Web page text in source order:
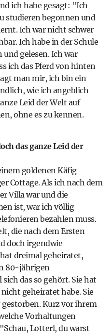
ich habe gesagt: "Ich
studieren begonnen und
Ich war nicht schwer
Ich habe in der Schule
gelesen. Ich war
ich das Pferd von hinten
man mir, ich bin ein
wie ich angeblich
Leid der Welt auf
ohne es zu kennen.
das ganze Leid der
goldenen Käfig
Cottage. Als ich nach dem
Villa war und die
ist, war ich völlig
bezahlen muss.
die nach dem Ersten
doch irgendwie
dreimal geheiratet,
80-jährigen
das so gehört. Sie hat
geheiratet habe. Sie
Kurz vor ihrem
Vorhaltungen
Lotterl, du warst